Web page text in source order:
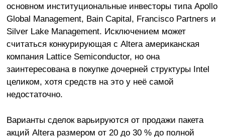
основном институциональные инвесторы типа Apollo
Global Management, Bain Capital, Francisco Partners и
Silver Lake Management. Исключением может
считаться конкурирующая с Altera американская
компания Lattice Semiconductor, но она
заинтересована в покупке дочерней структуры Intel
целиком, хотя средств на это у неё самой
недостаточно.
Варианты сделок варьируются от продажи пакета
акций Altera размером от 20 до 30 % до полной